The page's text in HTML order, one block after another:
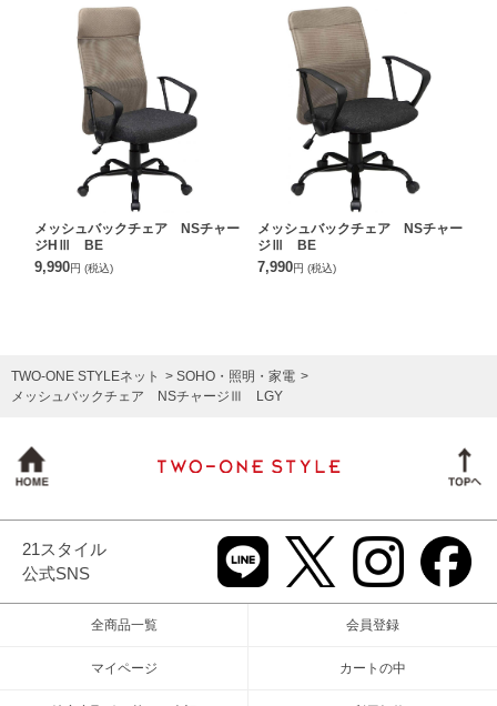
メッシュバックチェア NSチャー
ジHⅢ BE
9,990円 (税込)
メッシュバックチェア NSチャー
ジⅢ BE
7,990円 (税込)
TWO-ONE STYLEネット
SOHO・照明・家電
メッシュバックチェア NSチャージⅢ LGY
21スタイル
公式SNS
全商品一覧 会員登録
マイページ カートの中